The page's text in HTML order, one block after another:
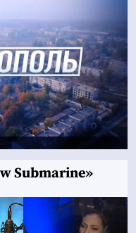
Submarine»